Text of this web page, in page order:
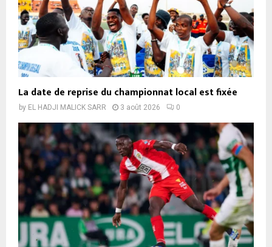
La date de reprise du championnat local est fixée
by EL HADJI MALICK SARR 3 août 2026 0